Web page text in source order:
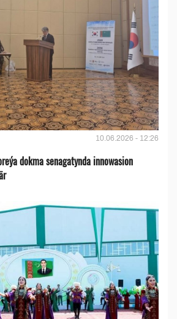
10.06.2026 - 12:26
dokma senagatynda innowasion